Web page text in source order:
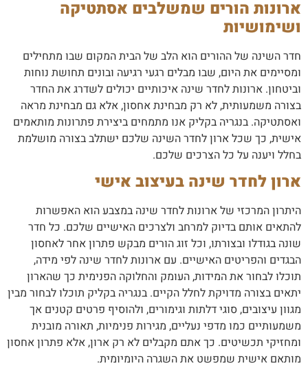
ארונות הורים שמשלבים אסתטיקה
ושימושיות
חדר השינה של ההורים הוא הלב של הבית המקום שבו מתחילים
ומסיימים את היום, שבו מבלים רגעי רגיעה ובונים תחושת נוחות
וביטחון. ארונות לחדר שינה איכותיים יכולים לשדרג את החדר
בצורה משמעותית, לא רק מבחינת אחסון, אלא גם מבחינת מראה
ואסתטיקה. בנגריה בקליק אנו מתמחים ביצירת פתרונות מותאמים
אישית, כך שכל ארון לחדר השינה שלכם ישתלב בצורה מושלמת
בחלל ויענה על כל הצרכים שלכם.
ארון לחדר שינה בעיצוב אישי
היתרון המרכזי של ארונות לחדר שינה במצבע הוא האפשרות
להתאים אותם בדיוק למרחב ולצרכים האישיים שלכם. כל חדר
שונה בגודלו ובצורתו, וכל זוג הורים מבקש פתרון אחר לאחסון
הבגדים והפריטים האישיים. עם ארונות לחדר שינה לפי מידה,
תוכלו לבחור את המידות, העומק והחלוקה הפנימית כך שהארון
יתאים בצורה מדויקת לחלל הקיים. בנגריה בקליק תוכלו לבחור מבין
מגוון עיצובים, סוגי דלתות וגימורים, ולהוסיף פרטים קטנים אך
משמעותיים כמו מדפי נעליים, מגירות פנימיות, תאורה מובנית
ומחזיקי תכשיטים. כך אתם מקבלים לא רק ארון, אלא פתרון אחסון
מותאם אישית שמפשט את השגרה היומיומית.